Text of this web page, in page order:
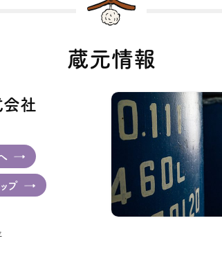
蔵元情報
社
プ